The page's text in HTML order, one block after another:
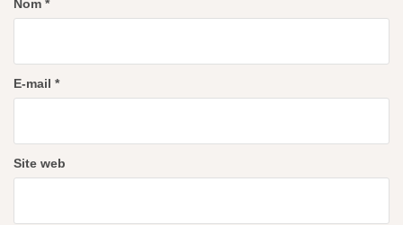
Nom *
E-mail *
Site web